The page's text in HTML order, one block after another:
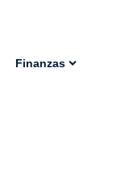
Finanzas